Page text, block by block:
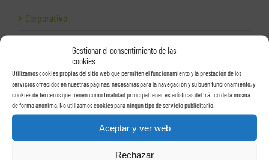
Gestionar el consentimiento de las
cookies
Utilizamos cookies propias del sitio web que permiten el funcionamiento y la prestación de los
servicios ofrecidos en nuestras páginas, necesarias para la navegación y su buen funcionamiento, y
cookies de terceros que tienen como finalidad principal tener estadísticas del tráfico de la misma
de forma anónima. No utilizamos cookies para ningún tipo de servicio publicitario.
Aceptar y ver web
Rechazar
Corporativo
Dirección financiera
Empresas e Internet